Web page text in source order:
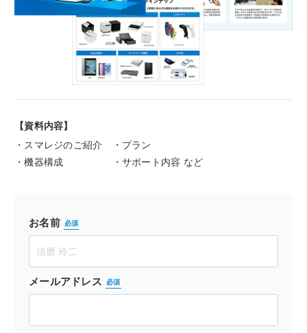
【資料内容】
・スマレジのご紹介
・機器構成
・プラン
・サポート内容 など
お名前 必須
メールアドレス 必須